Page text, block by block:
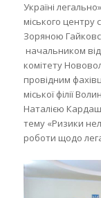
Україні
міського центру
Зоряною
начальником
комітету
провідним
міської філії
Наталією
тему «Ризики
роботи щодо